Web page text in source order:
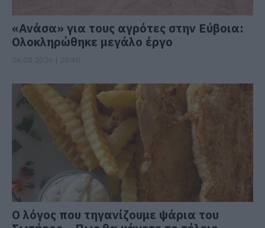
«Ανάσα» για τους αγρότες στην Εύβοια:
Ολοκληρώθηκε μεγάλο έργο
Ο λόγος που τηγανίζουμε ψάρια του